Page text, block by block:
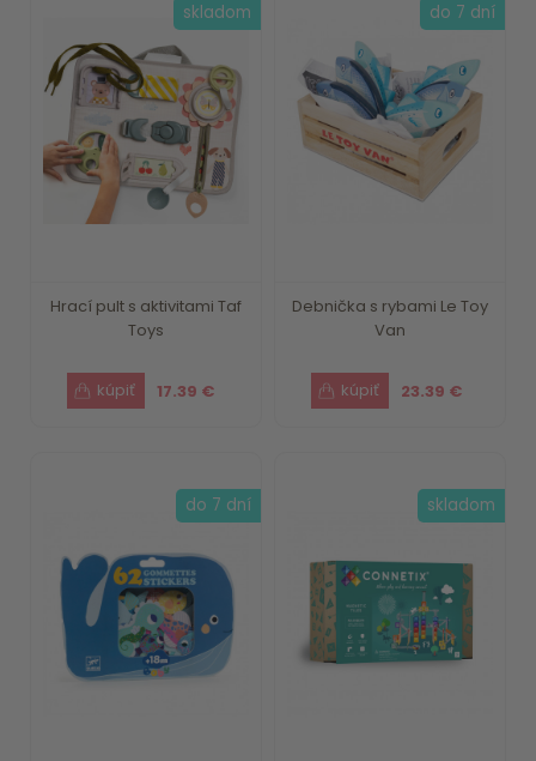
Hrací pult s aktivitami Taf
Toys
17.39 €
skladom
Debnička s rybami Le Toy
Van
23.39 €
do 7 dní
do 7 dní skladom